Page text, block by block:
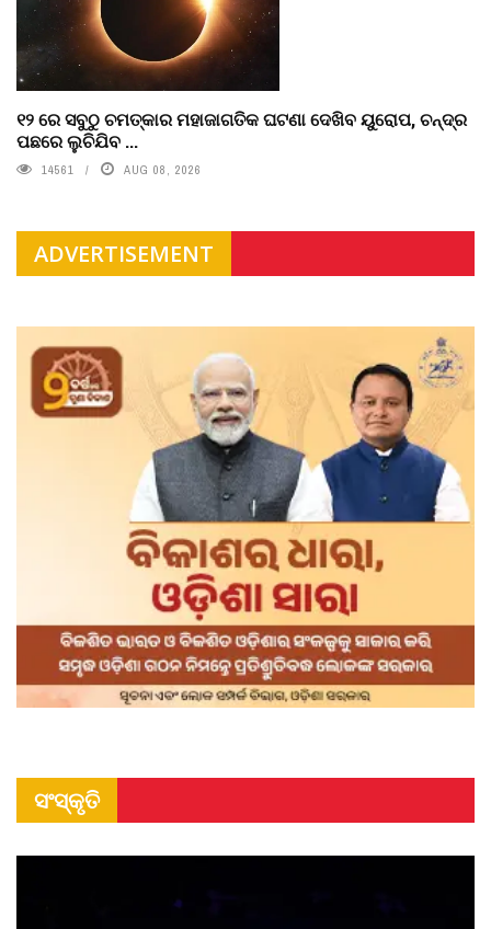
୧୨ ରେ ସବୁଠୁ ଚମତ୍କାର ମହାଜାଗତିକ ଘଟଣା ଦେଖିବ ୟୁରୋପ, ଚନ୍ଦ୍ର
ପଛରେ ଲୁଚିଯିବ ...
14561 AUG 08, 2026
ADVERTISEMENT
ସଂସ୍କୃତି